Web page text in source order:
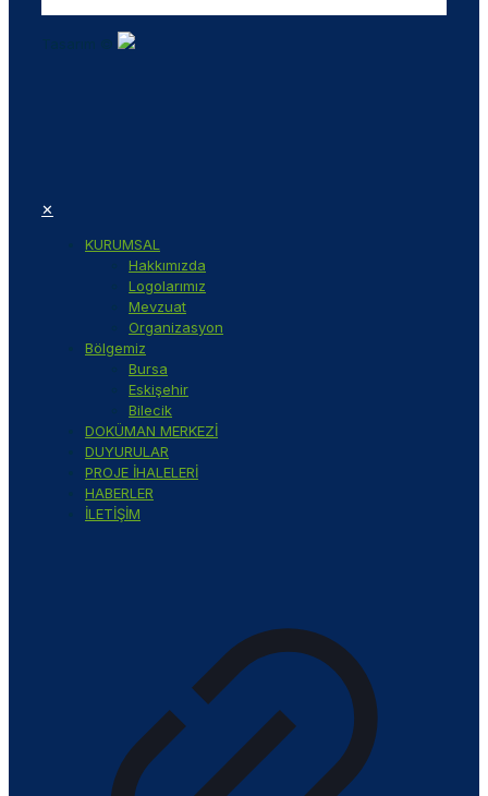
✕
KURUMSAL
Hakkımızda
Logolarımız
Mevzuat
Organizasyon
Bölgemiz
Bursa
Eskişehir
Bilecik
DOKÜMAN MERKEZİ
DUYURULAR
PROJE İHALELERİ
HABERLER
İLETİŞİM